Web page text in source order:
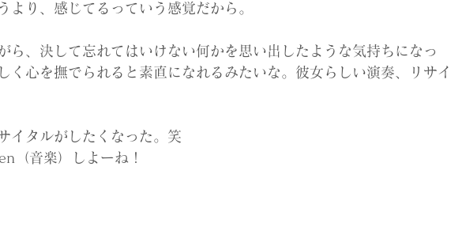
より、感じてるっていう感覚だから。
ら、決して忘れてはいけない何かを思い出したような気持ちになっ
く心を撫でられると素直になれるみたいな。彼女らしい演奏、リサイ
イタルがしたくなった。笑
（音楽）しよーね！